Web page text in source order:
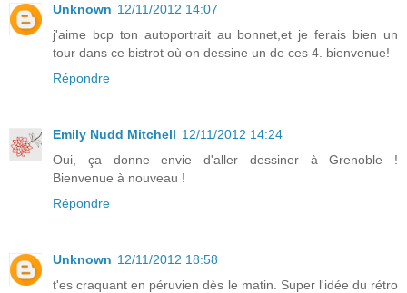
Unknown 12/11/2012 14:07
j'aime bcp ton autoportrait au bonnet,et je ferais bien un
tour dans ce bistrot où on dessine un de ces 4. bienvenue!
Répondre
Emily Nudd Mitchell 12/11/2012 14:24
Oui, ça donne envie d'aller dessiner à Grenoble !
Bienvenue à nouveau !
Répondre
Unknown 12/11/2012 18:58
t'es craquant en péruvien dès le matin. Super l'idée du rétro